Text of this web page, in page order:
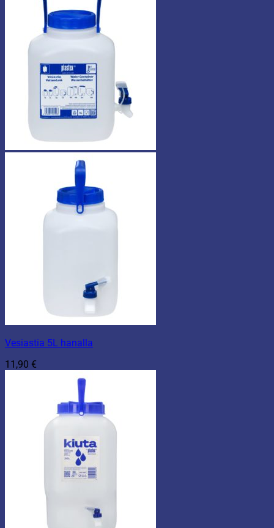
Vesiastia 5L hanalla
11,90 €